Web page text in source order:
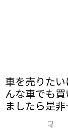
車を売りた
んな車でも
ましたら是
☟